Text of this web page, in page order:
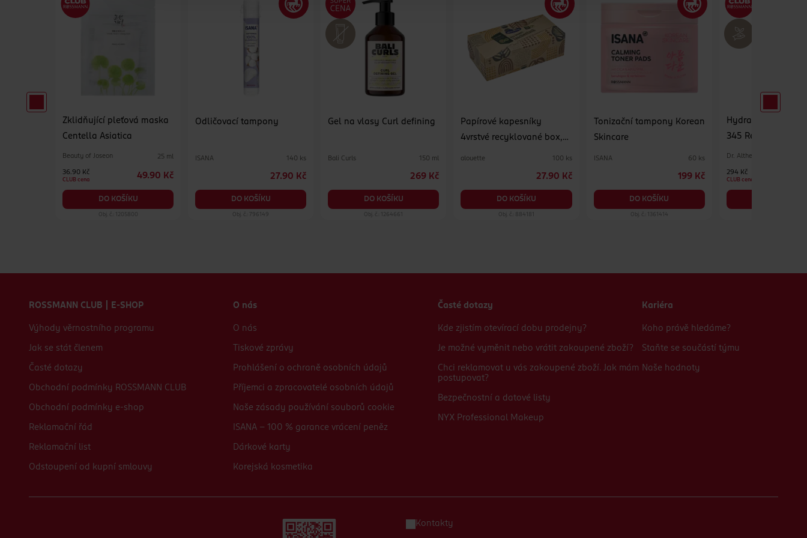
Zklidňující pleťová maska
Centella Asiatica
Beauty of Joseon 25 ml
36.90 Kč
CLUB cena 49.90 Kč
DO KOŠÍKU
Obj. č.: 1205800
Odličovací tampony
ISANA 140 ks
27.90 Kč
DO KOŠÍKU
Obj. č.: 796149
Gel na vlasy Curl defining
Bali Curls 150 ml
269 Kč
DO KOŠÍKU
Obj. č.: 1264661
Papírové kapesníky
4vrstvé recyklované box,
alouette 100 ks
27.90 Kč
DO KOŠÍKU
Obj. č.: 884181
Tonizační tampony Korean
Skincare
ISANA 60 ks
199 Kč
DO KOŠÍKU
Obj. č.: 1361414
Hydratační
345 Relief Cream
Dr. Althea
294 Kč
CLUB cena
ROSSMANN CLUB | E-SHOP
Výhody věrnostního programu
Jak se stát členem
Časté dotazy
Obchodní podmínky ROSSMANN CLUB
Obchodní podmínky e-shop
Reklamační řád
Reklamační list
Odstoupení od kupní smlouvy
O nás
O nás
Tiskové zprávy
Prohlášení o ochraně osobních údajů
Příjemci a zpracovatelé osobních údajů
Naše zásady používání souborů cookie
ISANA - 100 % garance vrácení peněz
Dárkové karty
Korejská kosmetika
Časté dotazy
Kde zjistím otevírací dobu prodejny?
Je možné vyměnit nebo vrátit zakoupené zboží?
Chci reklamovat u vás zakoupené zboží. Jak mám
postupovat?
Bezpečnostní a datové listy
NYX Professional Makeup
Kariéra
Koho právě hledáme?
Staňte se součástí týmu
Naše hodnoty
Kontakty